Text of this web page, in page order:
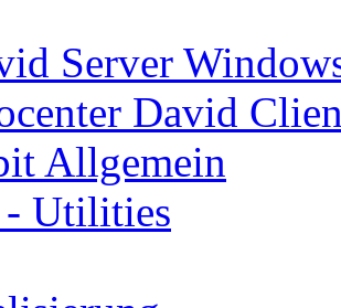
Server
David
Allgemein
- Utilities